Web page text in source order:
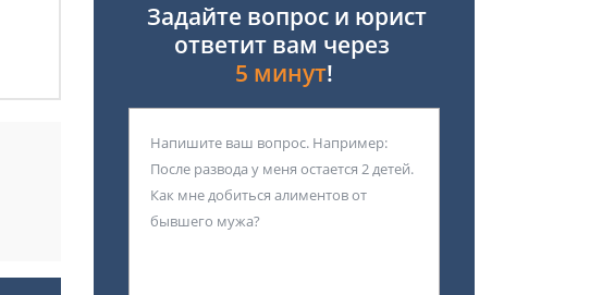
Задайте вопрос и юрист
ответит вам через
5 минут!